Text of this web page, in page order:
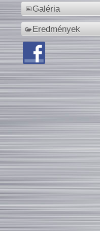
Galéria
Eredmények